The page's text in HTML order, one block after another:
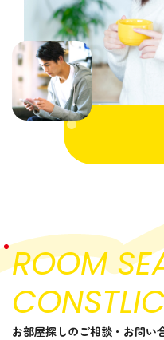
ROOM
お部屋探しのご相談・お問い